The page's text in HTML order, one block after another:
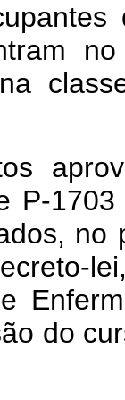
P-
do